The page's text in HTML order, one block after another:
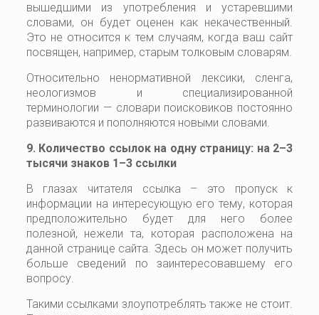
вышедшими из употребления и устаревшими
словами, он будет оценен как некачественный.
Это не относится к тем случаям, когда ваш сайт
посвящен, например, старым толковым словарям.
Относительно ненормативной лексики, сленга,
неологизмов и специализированной
терминологии — словари поисковиков постоянно
развиваются и пополняются новыми словами.
9. Количество ссылок на одну страницу: на 2–3
тысячи знаков 1–3 ссылки
В глазах читателя ссылка – это пропуск к
информации на интересующую его тему, которая
предположительно будет для него более
полезной, нежели та, которая расположена на
данной странице сайта. Здесь он может получить
больше сведений по заинтересовавшему его
вопросу.
Такими ссылками злоупотреблять также не стоит.